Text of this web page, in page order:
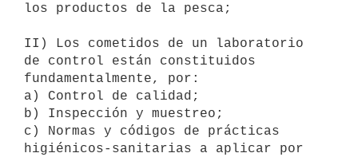
los productos de la pesca;
II) Los cometidos de un laboratorio
de control están constituidos
fundamentalmente, por:
a) Control de calidad;
b) Inspección y muestreo;
c) Normas y códigos de prácticas
higiénicos-sanitarias a aplicar por